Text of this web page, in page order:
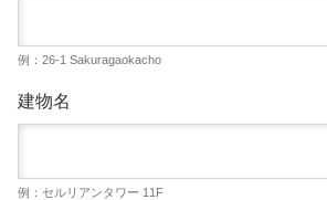
例：26-1 Sakuragaokacho
建物名
例：セルリアンタワー 11F